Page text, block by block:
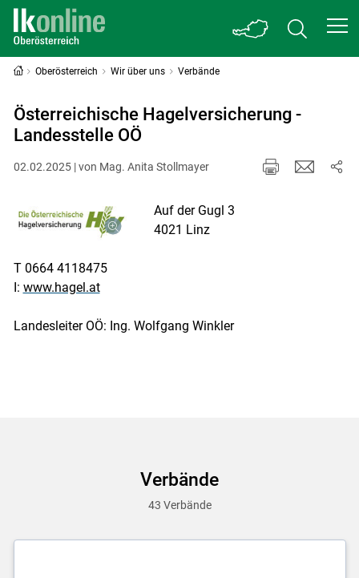
Oberösterreich Wir über uns Verbände
Österreichische Hagelversicherung -
Landesstelle OÖ
02.02.2025 | von Mag. Anita Stollmayer
Auf der Gugl 3
4021 Linz
T 0664 4118475
I: www.hagel.at
Landesleiter OÖ: Ing. Wolfgang Winkler
Verbände
43 Verbände